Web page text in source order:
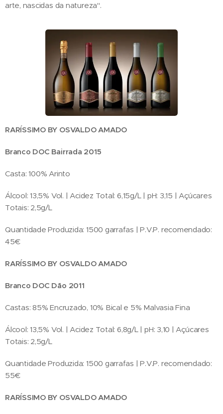
arte, nascidas da natureza".
RARÍSSIMO BY OSVALDO AMADO
Branco DOC Bairrada 2015
Casta: 100% Arinto
Álcool: 13,5% Vol. | Acidez Total: 6,15g/L | pH: 3,15 | Açúcares
Totais: 2,5g/L
Quantidade Produzida: 1500 garrafas | P.V.P. recomendado:
45€
RARÍSSIMO BY OSVALDO AMADO
Branco DOC Dão 2011
Castas: 85% Encruzado, 10% Bical e 5% Malvasia Fina
Álcool: 13,5% Vol. | Acidez Total: 6,8g/L | pH: 3,10 | Açúcares
Totais: 2,5g/L
Quantidade Produzida: 1500 garrafas | P.V.P. recomendado:
55€
RARÍSSIMO BY OSVALDO AMADO